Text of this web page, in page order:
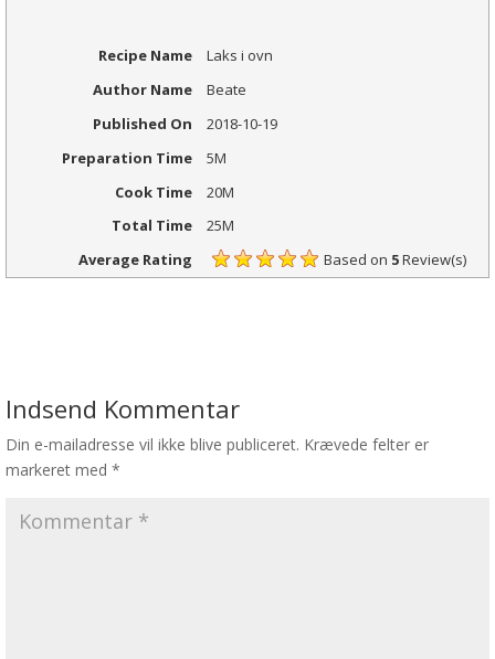
Recipe Name
Laks i ovn
Author Name
Beate
Published On
2018-10-19
Preparation Time
5M
Cook Time
20M
Total Time
25M
Average Rating
Based on 5Review(s)
Indsend Kommentar
Din e-mailadresse vil ikke blive publiceret. Krævede felter er
markeret med *